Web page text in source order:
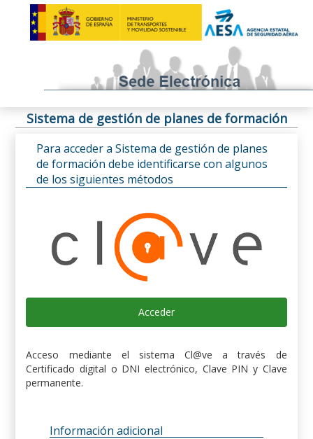
Sistema de gestión de planes de formación
Para acceder a Sistema de gestión de planes
de formación debe identificarse con algunos
de los siguientes métodos
Acceder
Acceso mediante el sistema Cl@ve a través de
Certificado digital o DNI electrónico, Clave PIN y Clave
permanente.
Información adicional